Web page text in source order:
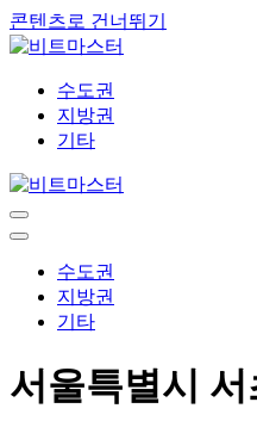
콘텐츠로 건너뛰기
수도권
지방권
기타
내
비
내
뉴
수도권
지방권
기타
서울특별시 서